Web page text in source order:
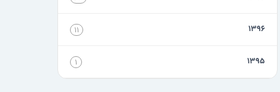
۱۳۹۶ ۱۱
۱۳۹۵ ۱